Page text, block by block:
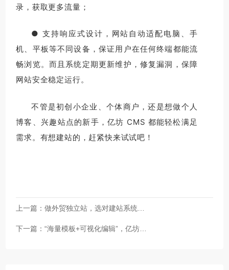
录，获取更多流量；
● 支持响应式设计，网站自动适配电脑、手
机、平板等不同设备，保证用户在任何终端都能流
畅浏览。而且系统定期更新维护，修复漏洞，保障
网站安全稳定运行。
不管是初创小企业、个体商户，还是想做个人
博客、兴趣站点的新手，亿坊 CMS 都能轻松满足
需求。有想建站的，赶紧快来试试吧！
上一篇：做外贸独立站，选对建站系统=
成功一半！
下一篇：“海量模板+可视化编辑”，亿坊